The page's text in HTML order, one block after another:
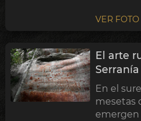
otros
VER FOTO
El arte
En el
mesetas
emergen